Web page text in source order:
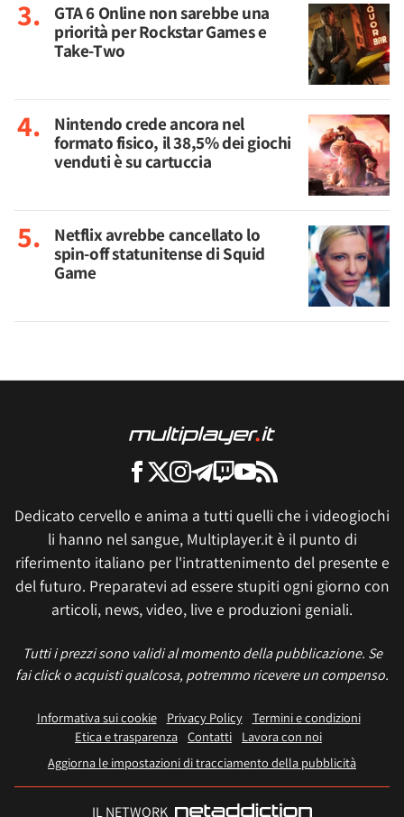
GTA 6 Online non sarebbe una
priorità per Rockstar Games e
Take-Two
Nintendo crede ancora nel
formato fisico, il 38,5% dei giochi
venduti è su cartuccia
Netflix avrebbe cancellato lo
spin-off statunitense di Squid
Game
Dedicato cervello e anima a tutti quelli che i videogiochi
li hanno nel sangue, Multiplayer.it è il punto di
riferimento italiano per l'intrattenimento del presente e
del futuro. Preparatevi ad essere stupiti ogni giorno con
articoli, news, video, live e produzioni geniali.
Tutti i prezzi sono validi al momento della pubblicazione. Se
fai click o acquisti qualcosa, potremmo ricevere un compenso.
Informativa sui cookie Privacy Policy
Termini e condizioni
Etica e trasparenza Contatti
Lavora con noi
Aggiorna le impostazioni di tracciamento della pubblicità
IL NETWORK